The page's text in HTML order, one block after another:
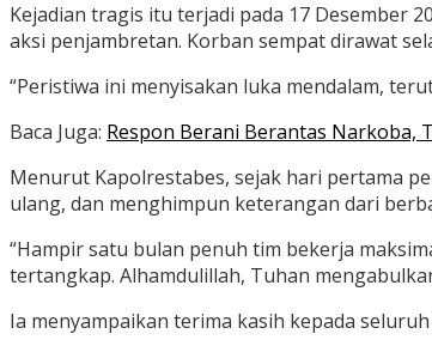
Kejadian tragis itu terjadi pada 17 Desember
aksi penjambretan. Korban sempat dirawat
“Peristiwa ini menyisakan luka mendalam,
Baca Juga: Respon Berani Berantas Narkoba,
Menurut Kapolrestabes, sejak hari pertama
ulang, dan menghimpun keterangan dari
“Hampir satu bulan penuh tim bekerja
tertangkap. Alhamdulillah, Tuhan
Ia menyampaikan terima kasih kepada